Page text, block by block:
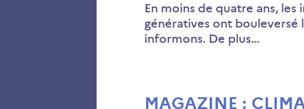
En moins de quatre ans,
génératives ont bouleversé
informons. De plus…
MAGAZINE :